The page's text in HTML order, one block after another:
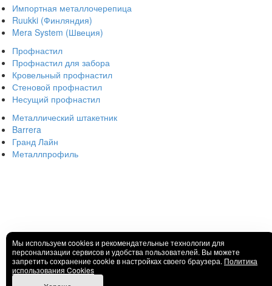
Импортная металлочерепица
Ruukki (Финляндия)
Mera System (Швеция)
Профнастил
Профнастил для забора
Кровельный профнастил
Стеновой профнастил
Несущий профнастил
Металлический штакетник
Barrera
Гранд Лайн
Металлпрофиль
Мы используем cookies и рекомендательные технологии для
персонализации сервисов и удобства пользователей. Вы можете
запретить сохранение cookie в настройках своего браузера. Политика
использования Cookies